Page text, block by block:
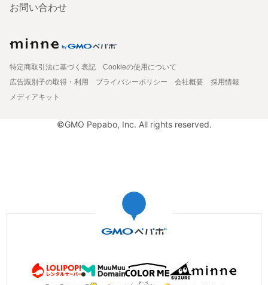
お問い合わせ
特定商取引法に基づく表記
Cookieの使用について
広告識別子の取得・利用
プライバシーポリシー 会社概要
採用情報
メディアキット
©GMO Pepabo, Inc. All rights reserved.